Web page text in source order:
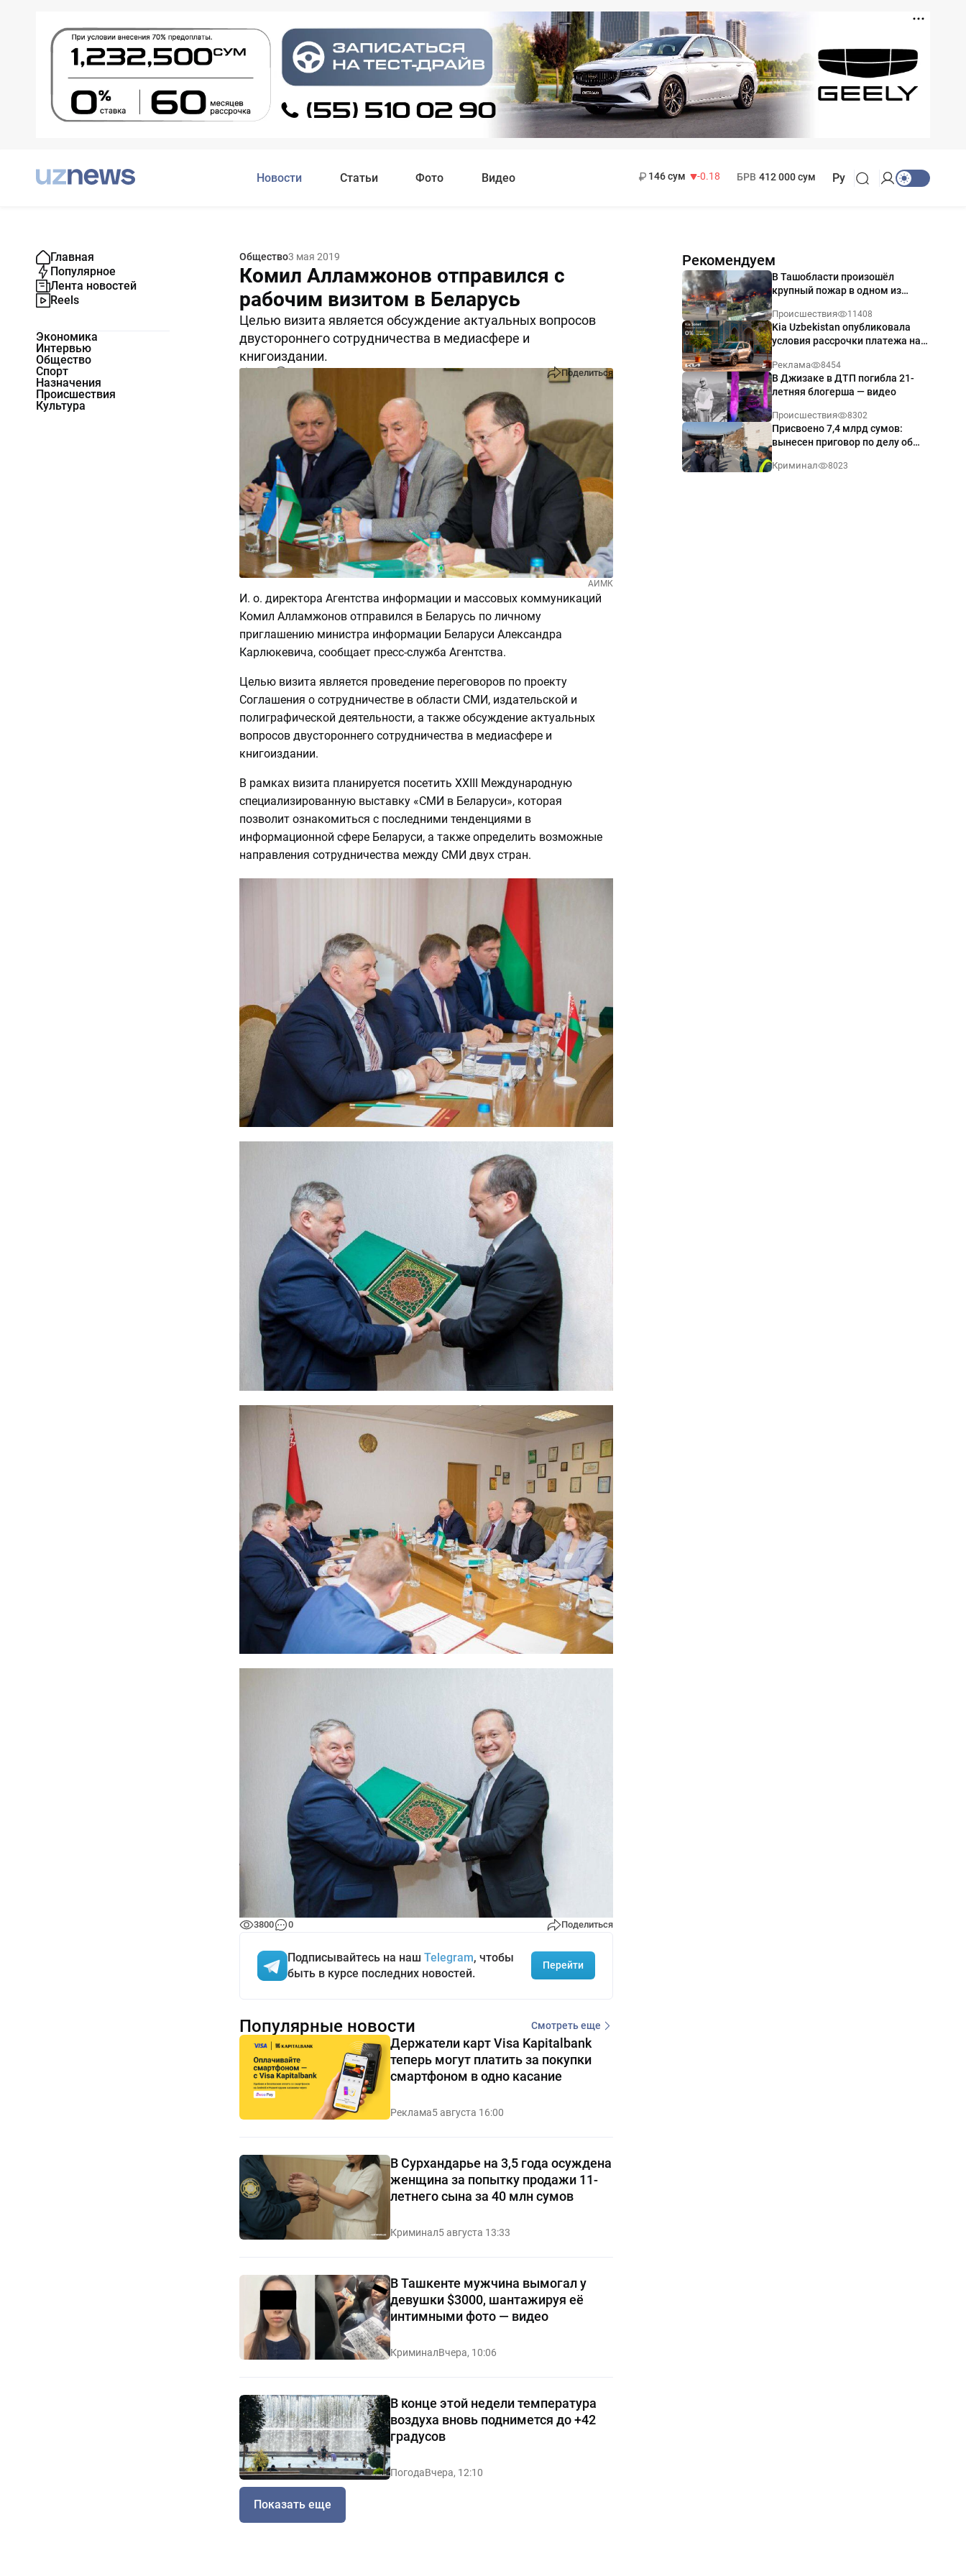
Новости Статьи Фото Видео
146 сум
-0.18
БРВ 412 000 сум Ру
Главная
Популярное
Лента новостей
Reels
Экономика
Интервью
Общество
Спорт
Назначения
Происшествия
Культура
Общество3 мая 2019
Комил Алламжонов отправился с
рабочим визитом в Беларусь
Целью визита является обсуждение актуальных вопросов
двустороннего сотрудничества в медиасфере и
книгоиздании.
Поделиться
АИМК
И. о. директора Агентства информации и массовых коммуникаций
Комил Алламжонов отправился в Беларусь по личному
приглашению министра информации Беларуси Александра
Карлюкевича, сообщает пресс-служба Агентства.
Целью визита является проведение переговоров по проекту
Соглашения о сотрудничестве в области СМИ, издательской и
полиграфической деятельности, а также обсуждение актуальных
вопросов двустороннего сотрудничества в медиасфере и
книгоиздании.
В рамках визита планируется посетить XXIII Международную
специализированную выставку «СМИ в Беларуси», которая
позволит ознакомиться с последними тенденциями в
информационной сфере Беларуси, а также определить возможные
направления сотрудничества между СМИ двух стран.
3800 0 Поделиться
Подписывайтесь на наш Telegram, чтобы
быть в курсе последних новостей.
Перейти
Рекомендуем
В Ташобласти произошёл
крупный пожар в одном из
Происшествия 11408
Kia Uzbekistan опубликовала
условия рассрочки платежа на
годовых
Реклама 8454
В Джизаке в ДТП погибла 21-
летняя блогерша — видео
Происшествия 8302
Присвоено 7,4 млрд сумов:
вынесен приговор по делу об
Ташкенте
Криминал 8023
Популярные новости Смотреть еще
Держатели карт Visa Kapitalbank
теперь могут платить за покупки
смартфоном в одно касание
Реклама5 августа 16:00
В Сурхандарье на 3,5 года осуждена
женщина за попытку продажи 11-
летнего сына за 40 млн сумов
Криминал5 августа 13:33
В Ташкенте мужчина вымогал у
девушки $3000, шантажируя её
интимными фото — видео
КриминалВчера, 10:06
В конце этой недели температура
воздуха вновь поднимется до +42
градусов
ПогодаВчера, 12:10
Показать еще